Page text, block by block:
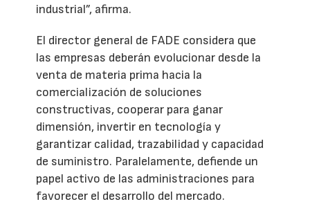
industrial”, afirma.
El director general de FADE considera que
las empresas deberán evolucionar desde la
venta de materia prima hacia la
comercialización de soluciones
constructivas, cooperar para ganar
dimensión, invertir en tecnología y
garantizar calidad, trazabilidad y capacidad
de suministro. Paralelamente, defiende un
papel activo de las administraciones para
favorecer el desarrollo del mercado.